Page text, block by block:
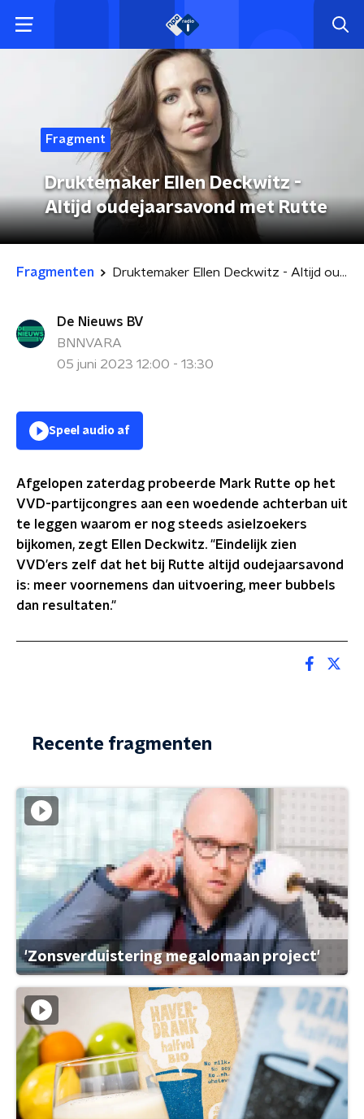
Fragment
Druktemaker Ellen Deckwitz -
Altijd oudejaarsavond met Rutte
Fragmenten Druktemaker Ellen Deckwitz - Altijd oudejaarsavond met Rutte
De Nieuws BV
BNNVARA
05 juni 2023 12:00 - 13:30
Speel audio af
Afgelopen zaterdag probeerde Mark Rutte op het
VVD-partijcongres aan een woedende achterban uit
te leggen waarom er nog steeds asielzoekers
bijkomen, zegt Ellen Deckwitz. "Eindelijk zien
VVD’ers zelf dat het bij Rutte altijd oudejaarsavond
is: meer voornemens dan uitvoering, meer bubbels
dan resultaten."
Recente fragmenten
'Zonsverduistering megalomaan project'